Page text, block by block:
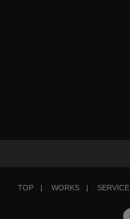
TOP WORKS SERVICE